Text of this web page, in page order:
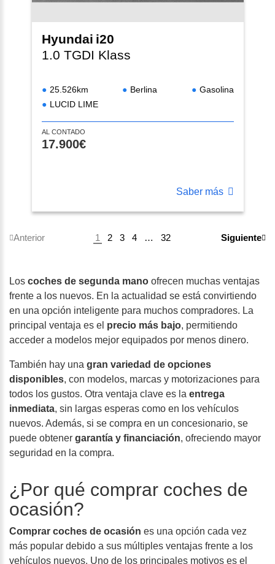
Hyundai i20
1.0 TGDI Klass
25.526km Berlina
Gasolina
LUCID LIME
AL CONTADO
17.900€
Saber más
Anterior 1 2 3 4 … 32 Siguiente
Los coches de segunda mano ofrecen muchas ventajas
frente a los nuevos. En la actualidad se está convirtiendo
en una opción inteligente para muchos compradores. La
principal ventaja es el precio más bajo, permitiendo
acceder a modelos mejor equipados por menos dinero.
También hay una gran variedad de opciones
disponibles, con modelos, marcas y motorizaciones para
todos los gustos. Otra ventaja clave es la entrega
inmediata, sin largas esperas como en los vehículos
nuevos. Además, si se compra en un concesionario, se
puede obtener garantía y financiación, ofreciendo mayor
seguridad en la compra.
¿Por qué comprar coches de
ocasión?
Comprar coches de ocasión es una opción cada vez
más popular debido a sus múltiples ventajas frente a los
vehículos nuevos. Uno de los principales motivos es el